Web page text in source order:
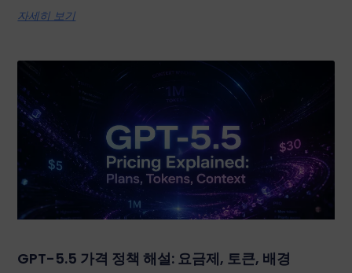
자세히 보기
GPT-5.5 가격 정책 해설: 요금제, 토큰, 배경